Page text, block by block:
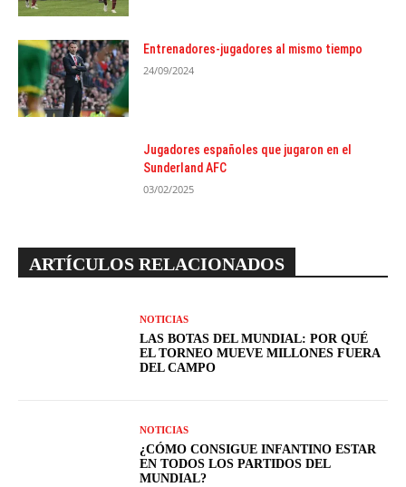
Entrenadores-jugadores al mismo tiempo
24/09/2024
Jugadores españoles que jugaron en el
Sunderland AFC
03/02/2025
ARTÍCULOS RELACIONADOS
NOTICIAS
LAS BOTAS DEL MUNDIAL: POR QUÉ
EL TORNEO MUEVE MILLONES FUERA
DEL CAMPO
NOTICIAS
¿CÓMO CONSIGUE INFANTINO ESTAR
EN TODOS LOS PARTIDOS DEL
MUNDIAL?